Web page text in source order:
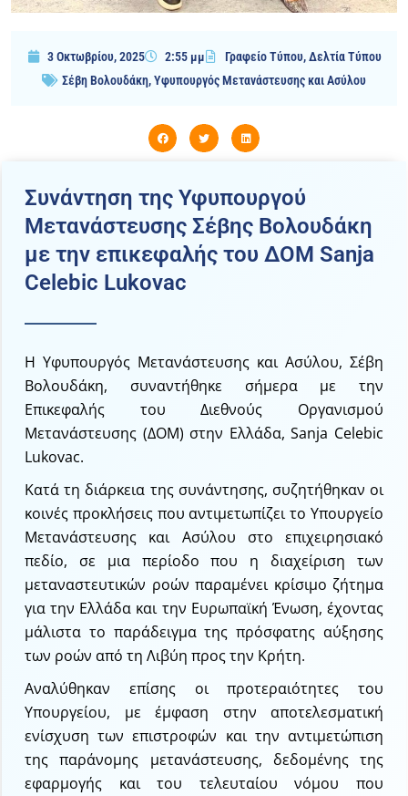
3 Οκτωβρίου, 2025 2:55 μμ Γραφείο Τύπου,Δελτία Τύπου
Σέβη Βολουδάκη,Υφυπουργός Μετανάστευσης και Ασύλου
Συνάντηση της Υφυπουργού
Μετανάστευσης Σέβης Βολουδάκη
με την επικεφαλής του ΔΟΜ Sanja
Celebic Lukovac
Η Υφυπουργός Μετανάστευσης και Ασύλου, Σέβη
Βολουδάκη, συναντήθηκε σήμερα με την
Επικεφαλής του Διεθνούς Οργανισμού
Μετανάστευσης (ΔΟΜ) στην Ελλάδα, Sanja Celebic
Lukovac.
Κατά τη διάρκεια της συνάντησης, συζητήθηκαν οι
κοινές προκλήσεις που αντιμετωπίζει το Υπουργείο
Μετανάστευσης και Ασύλου στο επιχειρησιακό
πεδίο, σε μια περίοδο που η διαχείριση των
μεταναστευτικών ροών παραμένει κρίσιμο ζήτημα
για την Ελλάδα και την Ευρωπαϊκή Ένωση, έχοντας
μάλιστα το παράδειγμα της πρόσφατης αύξησης
των ροών από τη Λιβύη προς την Κρήτη.
Αναλύθηκαν επίσης οι προτεραιότητες του
Υπουργείου, με έμφαση στην αποτελεσματική
ενίσχυση των επιστροφών και την αντιμετώπιση
της παράνομης μετανάστευσης, δεδομένης της
εφαρμογής και του τελευταίου νόμου που